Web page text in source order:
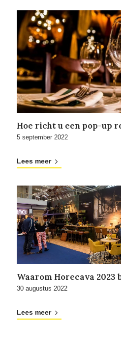
Hoe richt u een pop-up
5 september 2022
Lees meer
Waarom Horecava 2023
30 augustus 2022
Lees meer